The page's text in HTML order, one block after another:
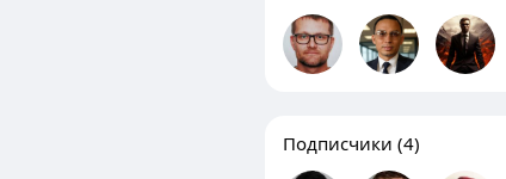
Подписчики (4)